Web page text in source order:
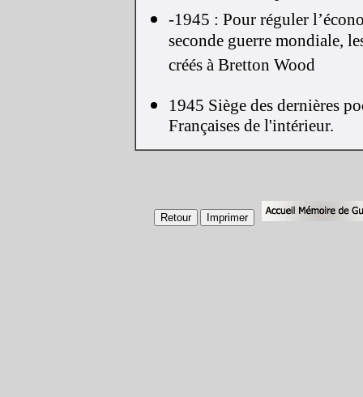
-1945 : Pour réguler
seconde guerre mondiale,
créés à Bretton Wood
1945 Siège des dernières
Françaises de l'intérieur.